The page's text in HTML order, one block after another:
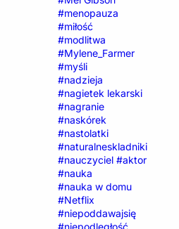
#menopauza
#miłość
#modlitwa
#Mylene_Farmer
#myśli
#nadzieja
#nagietek lekarski
#nagranie
#naskórek
#nastolatki
#naturalneskladniki
#nauczyciel #aktor
#nauka
#nauka w domu
#Netflix
#niepoddawajsię